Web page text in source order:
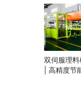
双伺服理
| 高精度节